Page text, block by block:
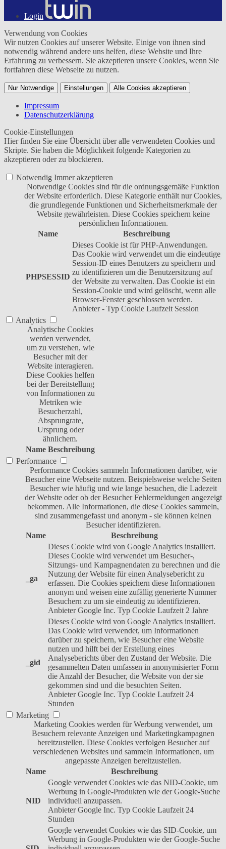
Login
Verwendung von Cookies
Wir nutzen Cookies auf unserer Website. Einige von ihnen sind
notwendig während andere uns helfen, diese Website und Ihre
Erfahrung zu verbessern. Sie akzeptieren unsere Cookies, wenn Sie
fortfahren diese Webseite zu nutzen.
Nur Notwendige Einstellungen Alle Cookies akzeptieren
Impressum
Datenschutzerklärung
Cookie-Einstellungen
Hier finden Sie eine Übersicht über alle verwendeten Cookies und
Skripte. Sie haben die Möglichkeit folgende Kategorien zu
akzeptieren oder zu blockieren.
Notwendig Immer akzeptieren
Notwendige Cookies sind für die ordnungsgemäße Funktion
der Website erforderlich. Diese Kategorie enthält nur Cookies,
die grundlegende Funktionen und Sicherheitsmerkmale der
Website gewährleisten. Diese Cookies speichern keine
persönlichen Informationen.
Name
Beschreibung
PHPSESSID
Dieses Cookie ist für PHP-Anwendungen.
Das Cookie wird verwendet um die eindeutige
Session-ID eines Benutzers zu speichern und
zu identifizieren um die Benutzersitzung auf
der Website zu verwalten. Das Cookie ist ein
Session-Cookie und wird gelöscht, wenn alle
Browser-Fenster geschlossen werden.
Anbieter - Typ Cookie Laufzeit Session
Analytics
Analytische Cookies
werden verwendet,
um zu verstehen, wie
Besucher mit der
Website interagieren.
Diese Cookies helfen
bei der Bereitstellung
von Informationen zu
Metriken wie
Besucherzahl,
Absprungrate,
Ursprung oder
ähnlichem.
Name Beschreibung
Performance
Performance Cookies sammeln Informationen darüber, wie
Besucher eine Webseite nutzen. Beispielsweise welche Seiten
Besucher wie häufig und wie lange besuchen, die Ladezeit
der Website oder ob der Besucher Fehlermeldungen angezeigt
bekommen. Alle Informationen, die diese Cookies sammeln,
sind zusammengefasst und anonym - sie können keinen
Besucher identifizieren.
Name
Beschreibung
_ga
Dieses Cookie wird von Google Analytics installiert.
Dieses Cookie wird verwendet um Besucher-,
Sitzungs- und Kampagnendaten zu berechnen und die
Nutzung der Website für einen Analysebericht zu
erfassen. Die Cookies speichern diese Informationen
anonym und weisen eine zufällig generierte Nummer
Besuchern zu um sie eindeutig zu identifizieren.
Anbieter Google Inc. Typ Cookie Laufzeit 2 Jahre
_gid
Dieses Cookie wird von Google Analytics installiert.
Das Cookie wird verwendet, um Informationen
darüber zu speichern, wie Besucher eine Website
nutzen und hilft bei der Erstellung eines
Analyseberichts über den Zustand der Website. Die
gesammelten Daten umfassen in anonymisierter Form
die Anzahl der Besucher, die Website von der sie
gekommen sind und die besuchten Seiten.
Anbieter Google Inc. Typ Cookie Laufzeit 24
Stunden
Marketing
Marketing Cookies werden für Werbung verwendet, um
Besuchern relevante Anzeigen und Marketingkampagnen
bereitzustellen. Diese Cookies verfolgen Besucher auf
verschiedenen Websites und sammeln Informationen, um
angepasste Anzeigen bereitzustellen.
Name
Beschreibung
NID
Google verwendet Cookies wie das NID-Cookie, um
Werbung in Google-Produkten wie der Google-Suche
individuell anzupassen.
Anbieter Google Inc. Typ Cookie Laufzeit 24
Stunden
Google verwendet Cookies wie das SID-Cookie, um
Werbung in Google-Produkten wie der Google-Suche